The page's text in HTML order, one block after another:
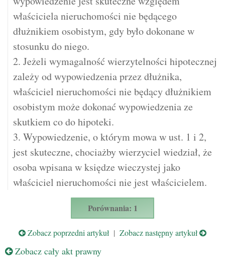
właściciela nieruchomości nie będącego
dłużnikiem osobistym, gdy było dokonane w
stosunku do niego.
2. Jeżeli wymagalność wierzytelności hipotecznej
zależy od wypowiedzenia przez dłużnika,
właściciel nieruchomości nie będący dłużnikiem
osobistym może dokonać wypowiedzenia ze
skutkiem co do hipoteki.
3. Wypowiedzenie, o którym mowa w ust. 1 i 2,
jest skuteczne, chociażby wierzyciel wiedział, że
osoba wpisana w księdze wieczystej jako
właściciel nieruchomości nie jest właścicielem.
Porównania: 1
Zobacz poprzedni artykuł | Zobacz następny artykuł
Zobacz cały akt prawny